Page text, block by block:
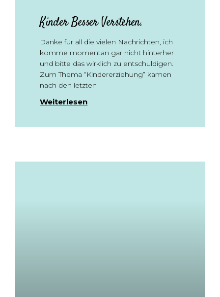
Kinder Besser Verstehen.
Danke für all die vielen Nachrichten, ich
komme momentan gar nicht hinterher
und bitte das wirklich zu entschuldigen.
Zum Thema “Kindererziehung” kamen
nach den letzten
Weiterlesen